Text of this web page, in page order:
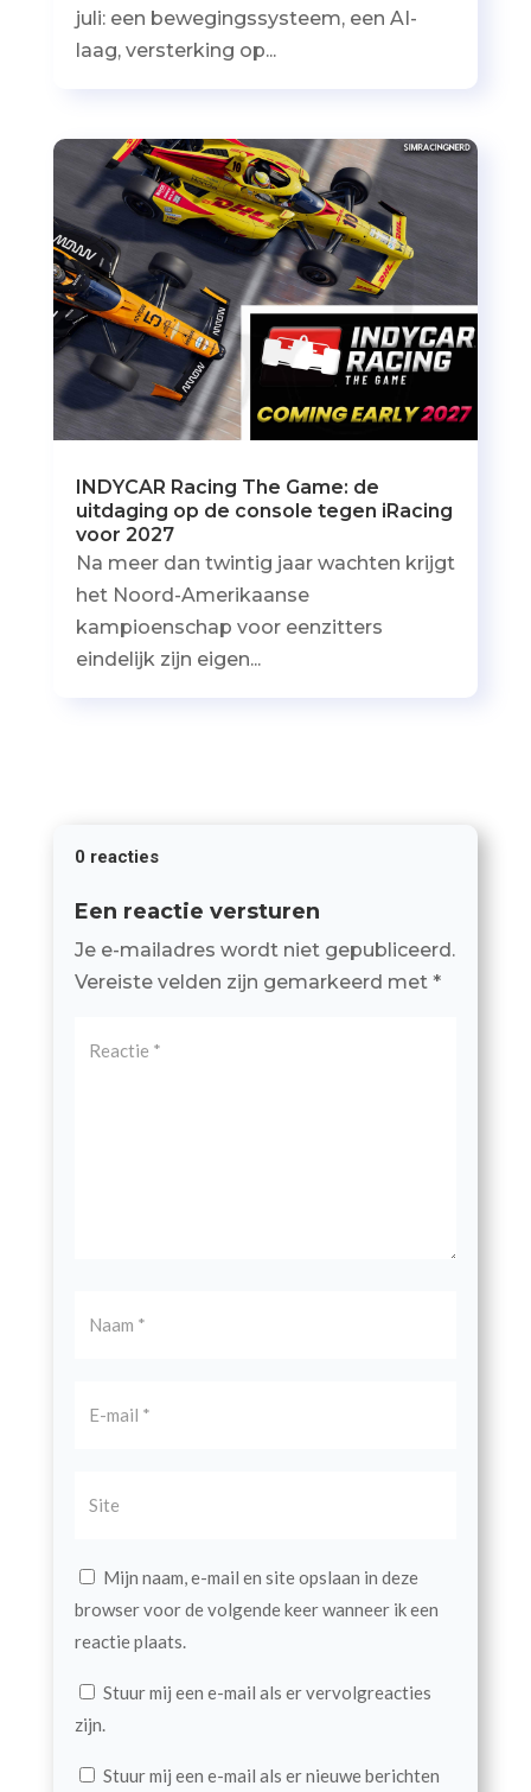
juli: een bewegingssysteem, een AI-
laag, versterking op...
INDYCAR Racing The Game: de
uitdaging op de console tegen iRacing
voor 2027
Na meer dan twintig jaar wachten krijgt
het Noord-Amerikaanse
kampioenschap voor eenzitters
eindelijk zijn eigen...
0 reacties
Een reactie versturen
Je e-mailadres wordt niet gepubliceerd.
Vereiste velden zijn gemarkeerd met *
Mijn naam, e-mail en site opslaan in deze
browser voor de volgende keer wanneer ik een
reactie plaats.
Stuur mij een e-mail als er vervolgreacties
zijn.
Stuur mij een e-mail als er nieuwe berichten